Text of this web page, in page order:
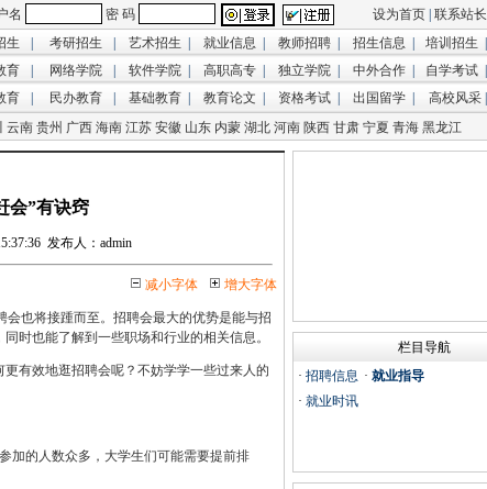
设为首页 联系站长
生 考研招生 艺术招生 就业信息 教师招聘 招生信息 培训招生
育 网络学院 软件学院 高职高专 独立学院 中外合作 自学考试
育 民办教育 基础教育 教育论文 资格考试 出国留学 高校风采
云南 贵州 广西 海南 江苏 安徽 山东 内蒙 湖北 河南 陕西 甘肃 宁夏 青海 黑龙江
会”有诀窍
发布人：admin
减小字体 增大字体
也将接踵而至。招聘会最大的优势是能与招
时也能了解到一些职场和行业的相关信息。
有效地逛招聘会呢？不妨学学一些过来人的
的人数众多，大学生们可能需要提前排
栏目导航
· 招聘信息 · 就业指导
· 就业时讯